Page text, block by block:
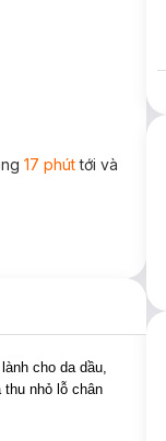
17 phúttới và
cho da dầu,
nhỏ lỗ chân